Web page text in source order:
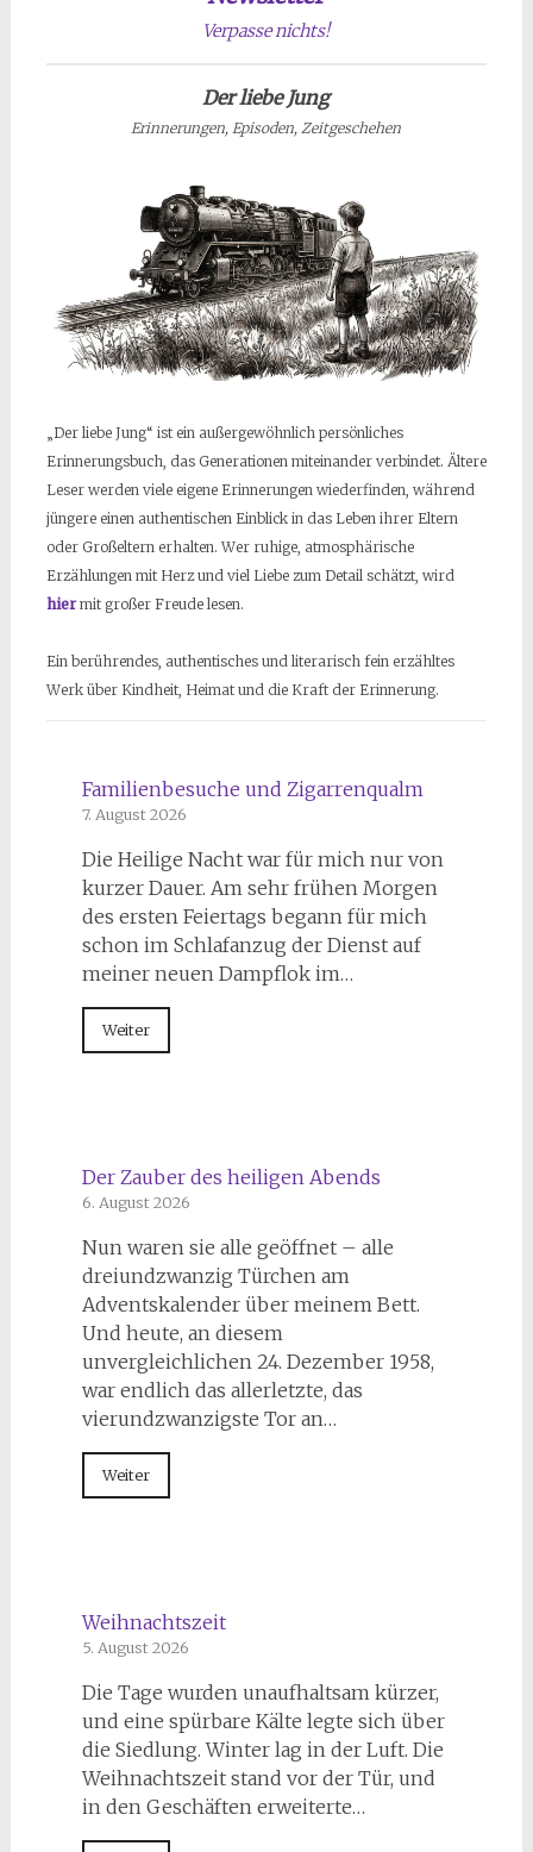
Verpasse nichts!
Der liebe Jung
Erinnerungen, Episoden, Zeitgeschehen
„Der liebe Jung“ ist ein außergewöhnlich persönliches
Erinnerungsbuch, das Generationen miteinander verbindet. Ältere
Leser werden viele eigene Erinnerungen wiederfinden, während
jüngere einen authentischen Einblick in das Leben ihrer Eltern
oder Großeltern erhalten. Wer ruhige, atmosphärische
Erzählungen mit Herz und viel Liebe zum Detail schätzt, wird
hiermit großer Freude lesen.
Ein berührendes, authentisches und literarisch fein erzähltes
Werk über Kindheit, Heimat und die Kraft der Erinnerung.
Familienbesuche und Zigarrenqualm
7. August 2026
Die Heilige Nacht war für mich nur von
kurzer Dauer. Am sehr frühen Morgen
des ersten Feiertags begann für mich
schon im Schlafanzug der Dienst auf
meiner neuen Dampflok im…
Weiter
Der Zauber des heiligen Abends
6. August 2026
Nun waren sie alle geöffnet – alle
dreiundzwanzig Türchen am
Adventskalender über meinem Bett.
Und heute, an diesem
unvergleichlichen 24. Dezember 1958,
war endlich das allerletzte, das
vierundzwanzigste Tor an…
Weiter
Weihnachtszeit
5. August 2026
Die Tage wurden unaufhaltsam kürzer,
und eine spürbare Kälte legte sich über
die Siedlung. Winter lag in der Luft. Die
Weihnachtszeit stand vor der Tür, und
in den Geschäften erweiterte…